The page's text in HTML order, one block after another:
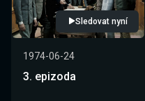
Sledovat nyní
1974-06-24
3. epizoda